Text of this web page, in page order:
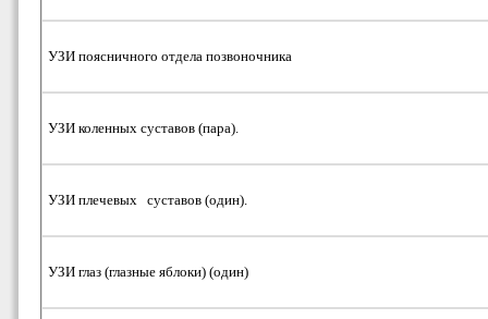
УЗИ поясничного отдела позвоночника
УЗИ коленных суставов (пара).
УЗИ плечевых суставов (один).
УЗИ глаз (глазные яблоки) (один)